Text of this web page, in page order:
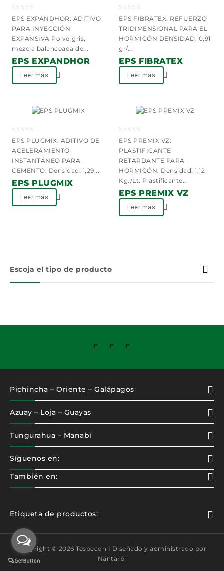
0
out
of
EPS EXPANDHOR: ADITIVO
PARA INYECCIÓN
EXPANSIVA Polvo gris,
mezcla balanceada de...
EPS EXPANDHOR
Leer más
0
out
of
EPS FIBRATEX: REFUERZO
TRIDIMENSIONAL PARA EL
HORMIGÓN DENSIDAD: 0,91
gr/...
EPS FIBRATEX
Leer más
0
out
of
5
EPS PLUGMIX: ADITIVO DE
ACELERAMIENTO
INSTANTÁNEO PARA
CEMENTO. Densidad: 1,29...
EPS PLUGMIX
Leer más
0
out
of
5
EPS PREMIX VZ:
PLASTIFICANTE
RETARDANTE PARA
HORMIGÓN. Densidad: 1,12
Kg./Lt. Plastificante...
EPS PREMIX VZ
Leer más
Escoja el tipo de producto
Pichincha – Oriente – Galápagos
Azuay – Loja – Guayas
Tungurahua – Manabí
Síguenos en:
También en:
Etiqueta de productos:
Copyright © 2026 Tespecon I Diseñado y administrado por
Nantarbi